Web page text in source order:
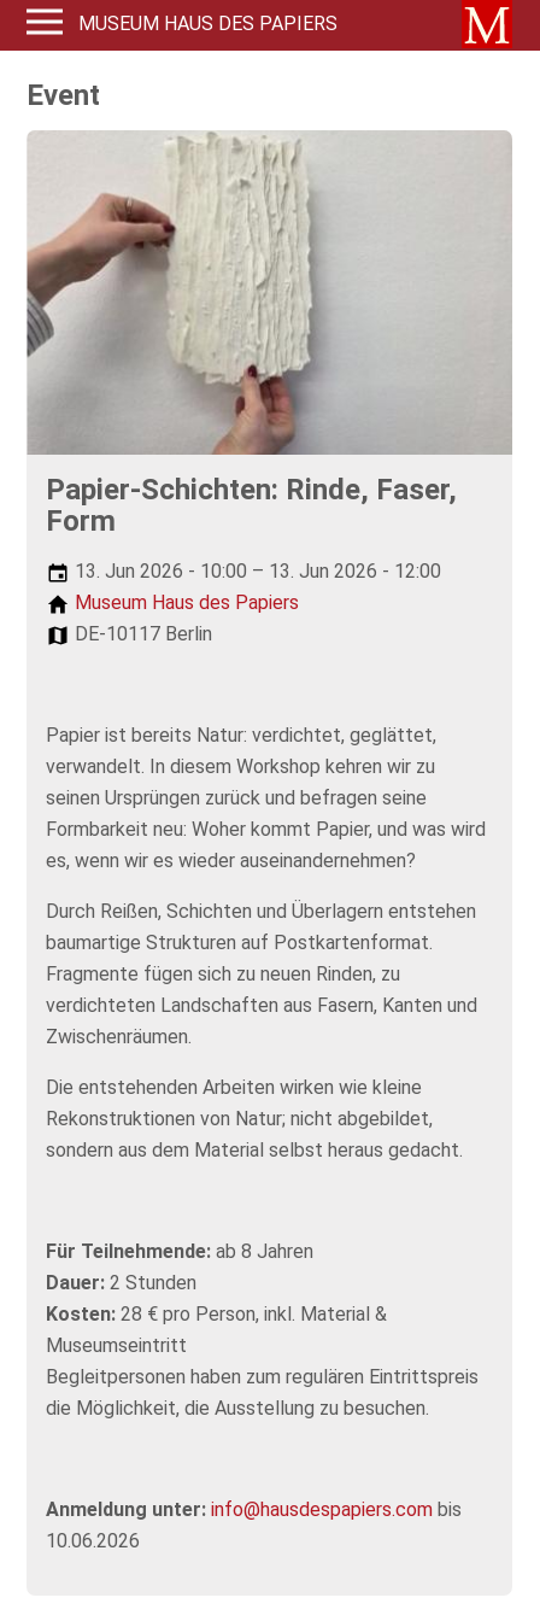
MUSEUM HAUS DES PAPIERS
Event
Papier-Schichten: Rinde, Faser,
Form
13. Jun 2026 - 10:00 – 13. Jun 2026 - 12:00
Museum Haus des Papiers
DE-10117 Berlin
Papier ist bereits Natur: verdichtet, geglättet,
verwandelt. In diesem Workshop kehren wir zu
seinen Ursprüngen zurück und befragen seine
Formbarkeit neu: Woher kommt Papier, und was wird
es, wenn wir es wieder auseinandernehmen?
Durch Reißen, Schichten und Überlagern entstehen
baumartige Strukturen auf Postkartenformat.
Fragmente fügen sich zu neuen Rinden, zu
verdichteten Landschaften aus Fasern, Kanten und
Zwischenräumen.
Die entstehenden Arbeiten wirken wie kleine
Rekonstruktionen von Natur; nicht abgebildet,
sondern aus dem Material selbst heraus gedacht.
Für Teilnehmende:ab 8 Jahren
Dauer: 2 Stunden
Kosten: 28 € pro Person, inkl. Material &
Museumseintritt
Begleitpersonen haben zum regulären Eintrittspreis
die Möglichkeit, die Ausstellung zu besuchen.
Anmeldung unter: info@hausdespapiers.com bis
10.06.2026